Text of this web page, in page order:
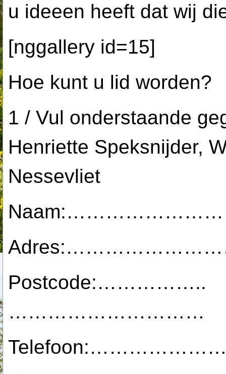
u ideeen heeft dat wij
[nggallery id=15]
Hoe kunt u lid worden?
1 / Vul onderstaande
Henriette Speksnijder,
Nessevliet
…………………………